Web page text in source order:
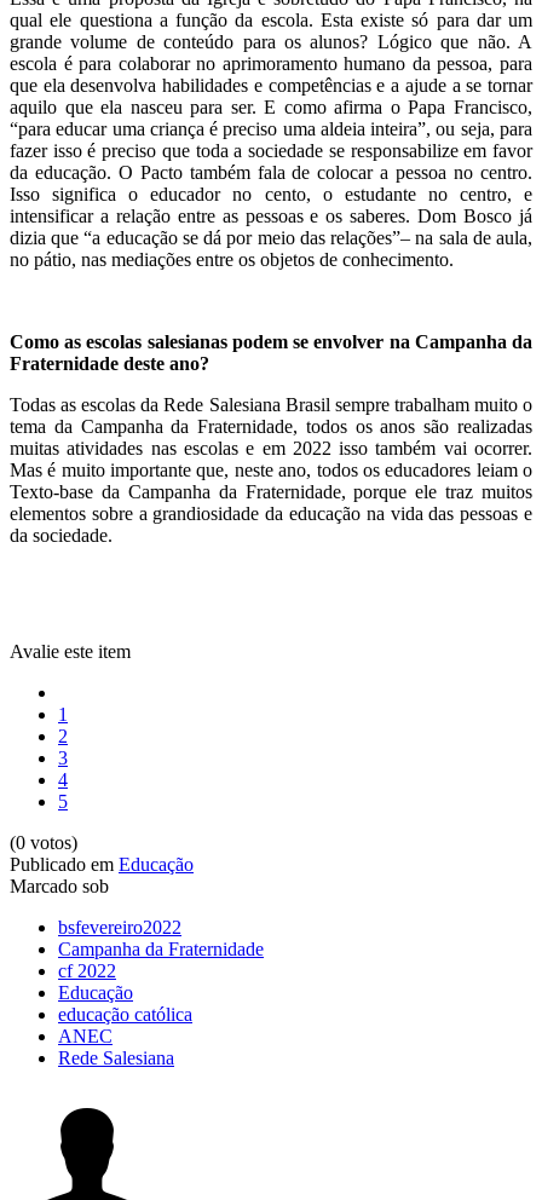
qual ele questiona a função da escola. Esta existe só para dar um
grande volume de conteúdo para os alunos? Lógico que não. A
escola é para colaborar no aprimoramento humano da pessoa, para
que ela desenvolva habilidades e competências e a ajude a se tornar
aquilo que ela nasceu para ser. E como afirma o Papa Francisco,
“para educar uma criança é preciso uma aldeia inteira”, ou seja, para
fazer isso é preciso que toda a sociedade se responsabilize em favor
da educação. O Pacto também fala de colocar a pessoa no centro.
Isso significa o educador no cento, o estudante no centro, e
intensificar a relação entre as pessoas e os saberes. Dom Bosco já
dizia que “a educação se dá por meio das relações”– na sala de aula,
no pátio, nas mediações entre os objetos de conhecimento.
Como as escolas salesianas podem se envolver na Campanha da
Fraternidade deste ano?
Todas as escolas da Rede Salesiana Brasil sempre trabalham muito o
tema da Campanha da Fraternidade, todos os anos são realizadas
muitas atividades nas escolas e em 2022 isso também vai ocorrer.
Mas é muito importante que, neste ano, todos os educadores leiam o
Texto-base da Campanha da Fraternidade, porque ele traz muitos
elementos sobre a grandiosidade da educação na vida das pessoas e
da sociedade.
Avalie este item
1
2
3
4
5
(0 votos)
Publicado em Educação
Marcado sob
bsfevereiro2022
Campanha da Fraternidade
cf 2022
Educação
educação católica
ANEC
Rede Salesiana